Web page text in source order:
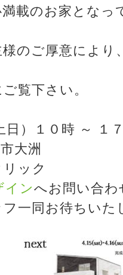
載のお家となっ
のご厚意により
覧下さい。
日）１０時 ～ １
大洲
ック
インへお問い合
一同お待ちいた